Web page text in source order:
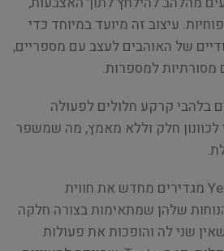
עיצוב זה מיועד במיוחד כדי
של האוהבים לעצב עם מספריים,
מסורתיות למספרות.
בלהבי קרקע חלולים לפעולה
לכוונון חלק וללא מאמץ, מה שמשפר
ה-Yento Tanto Scissors מגדירים מחדש את חווית
שלהן שמתאימות בצורה חלקה
שני לה והופכות את פעולות